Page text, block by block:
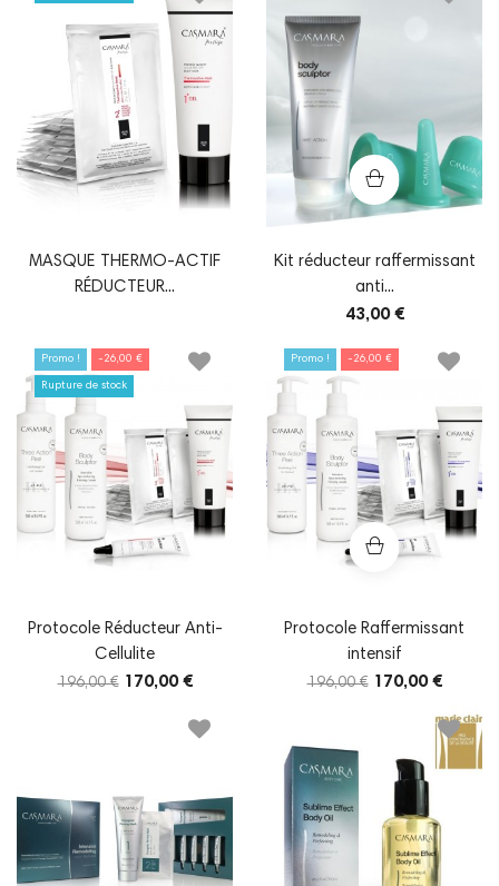
MASQUE THERMO-ACTIF
RÉDUCTEUR...
Kit réducteur raffermissant
anti...
43,00 €
Promo ! -26,00 €
Rupture de stock
Protocole Réducteur Anti-
Cellulite
196,00 € 170,00 €
Promo ! -26,00 €
Protocole Raffermissant
intensif
196,00 € 170,00 €